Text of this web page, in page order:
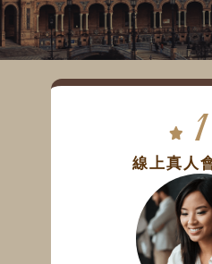
1
線上真人